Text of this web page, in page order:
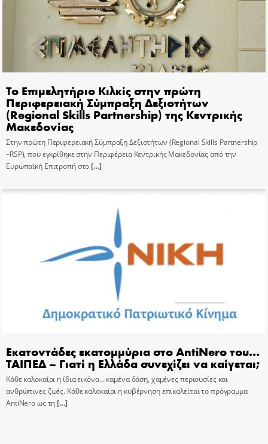
Το Επιμελητήριο Κιλκίς στην πρώτη
Περιφερειακή Σύμπραξη Δεξιοτήτων
(Regional Skills Partnership) της Κεντρικής
Μακεδονίας
Στην πρώτη Περιφερειακή Σύμπραξη Δεξιοτήτων (Regional Skills Partnership
–RSP), που εγκρίθηκε στην Περιφέρεια Κεντρικής Μακεδονίας από την
Ευρωπαϊκή Επιτροπή στο[…]
Εκατοντάδες εκατομμύρια στο AntiNero του…
ΤΑΙΠΕΔ – Γιατί η Ελλάδα συνεχίζει να καίγεται;
Κάθε καλοκαίρι η ίδια εικόνα… καμένα δάση, χαμένες περιουσίες και
ανθρώπινες ζωές. Κάθε καλοκαίρι η κυβέρνηση επικαλείται το πρόγραμμα
AntiNero ως τη[…]